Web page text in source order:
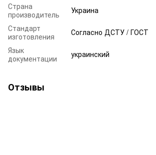
Страна
производитель
Украина
Стандарт
изготовления
Согласно ДСТУ / ГОСТ
Язык
документации
украинский
Отзывы